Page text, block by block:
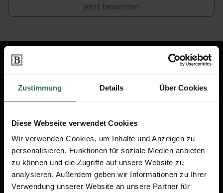
Zustimmung Details Über Cookies
Diese Webseite verwendet Cookies
Wir verwenden Cookies, um Inhalte und Anzeigen zu
personalisieren, Funktionen für soziale Medien anbieten
zu können und die Zugriffe auf unsere Website zu
analysieren. Außerdem geben wir Informationen zu Ihrer
Verwendung unserer Website an unsere Partner für
Jetzt bewerten
Wir sind Ihr Ansprechpartner rund
um das Thema Bestattung &
Vorsorge.
Jetzt beraten lassen
FÜR SIE
Vergleich
FÜR BESTATTER
Online-Portal